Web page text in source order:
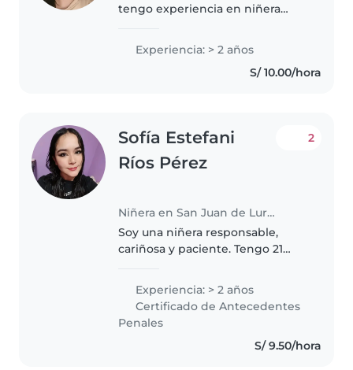
tengo experiencia en niñera
casa soy paciente responsable y
me encanta los niños me gusta
jugar con ellos puedo en el..
Experiencia: > 2 años
S/ 10.00/hora
Sofía Estefani
Ríos Pérez
Niñera en San Juan de Lurigancho
2
Soy una niñera responsable,
cariñosa y paciente. Tengo 21
cuidado de niños y bebés. Me
encanta acompañarlos en su día
a día a través de juegos,
actividades..
Experiencia: > 2 años
Certificado de Antecedentes
Penales
S/ 9.50/hora